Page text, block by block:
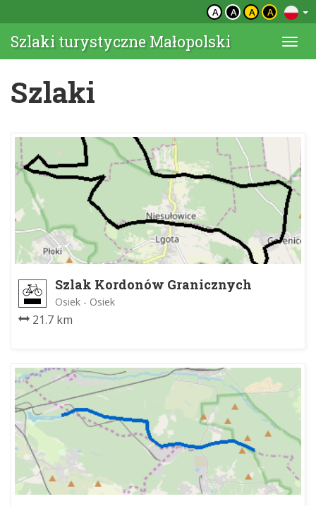
A A A A
Szlaki turystyczne Małopolski
Szlaki
Szlak Kordonów Granicznych
Osiek - Osiek
21.7 km